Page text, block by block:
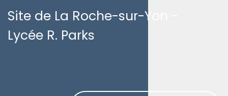
Site de La Roche-sur-Yon -
Lycée R. Parks